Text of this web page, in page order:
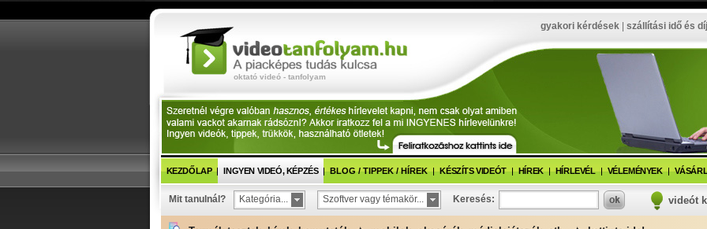
oktató videó - tanfolyam
gyakori kérdések| szállítási idő és
KEZDŐLAP INGYEN VIDEÓ, KÉPZÉS BLOG / TIPPEK / HÍREK KÉSZÍTS VIDEÓT HÍREK HÍRLEVÉL VÉLEMÉNYEK
Mit tanulnál? Kategória... Szoftver vagy témakör... Keresés: videót